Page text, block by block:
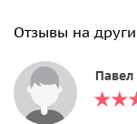
Отзывы на